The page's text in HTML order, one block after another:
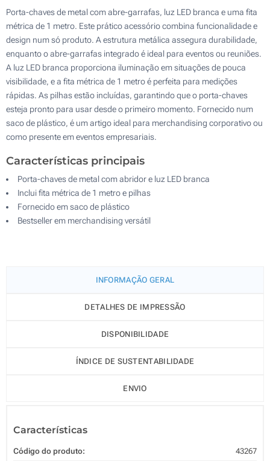
Porta-chaves de metal com abre-garrafas, luz LED branca e uma fita
métrica de 1 metro. Este prático acessório combina funcionalidade e
design num só produto. A estrutura metálica assegura durabilidade,
enquanto o abre-garrafas integrado é ideal para eventos ou reuniões.
A luz LED branca proporciona iluminação em situações de pouca
visibilidade, e a fita métrica de 1 metro é perfeita para medições
rápidas. As pilhas estão incluídas, garantindo que o porta-chaves
esteja pronto para usar desde o primeiro momento. Fornecido num
saco de plástico, é um artigo ideal para merchandising corporativo ou
como presente em eventos empresariais.
Características principais
Porta-chaves de metal com abridor e luz LED branca
Inclui fita métrica de 1 metro e pilhas
Fornecido em saco de plástico
Bestseller em merchandising versátil
INFORMAÇÃO GERAL
DETALHES DE IMPRESSÃO
DISPONIBILIDADE
ÍNDICE DE SUSTENTABILIDADE
ENVIO
Características
Código do produto: 43267